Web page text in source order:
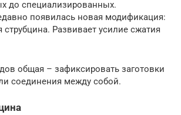
до специализированных.
появилась новая модификация:
Развивает усилие сжатия
общая – зафиксировать заготовки
соединения между собой.